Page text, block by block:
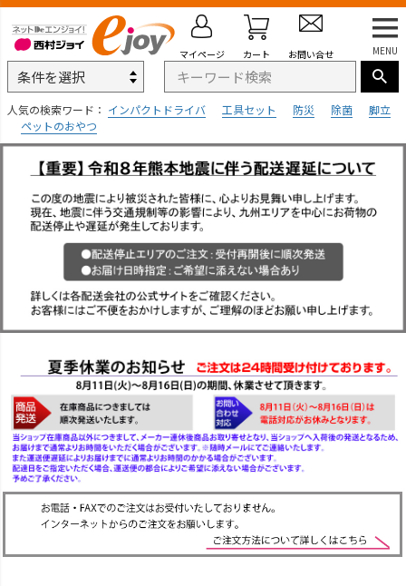
MENU
人気の検索ワード： インパクトドライバ 工具セット 防災 除菌
脚立
ペットのおやつ
マイページ カート お問い合せ